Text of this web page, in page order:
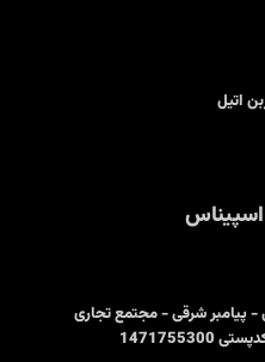
اتیل
- پیامبر شرقی - مجتمع تجاری